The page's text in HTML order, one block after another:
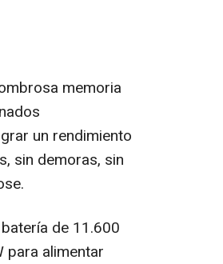
memoria
un rendimiento
sin demoras, sin
de 11.600
para alimentar